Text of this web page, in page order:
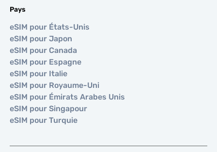
Pays
eSIM pour États-Unis
eSIM pour Japon
eSIM pour Canada
eSIM pour Espagne
eSIM pour Italie
eSIM pour Royaume-Uni
eSIM pour Émirats Arabes Unis
eSIM pour Singapour
eSIM pour Turquie